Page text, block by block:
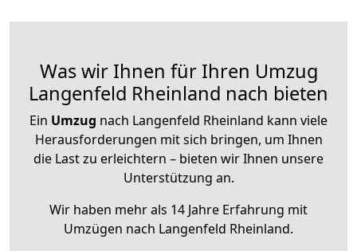
Was wir Ihnen für Ihren Umzug
Langenfeld Rheinland nach bieten
Ein Umzug nach Langenfeld Rheinland kann viele
Herausforderungen mit sich bringen, um Ihnen
die Last zu erleichtern – bieten wir Ihnen unsere
Unterstützung an.
Wir haben mehr als 14 Jahre Erfahrung mit
Umzügen nach Langenfeld Rheinland.